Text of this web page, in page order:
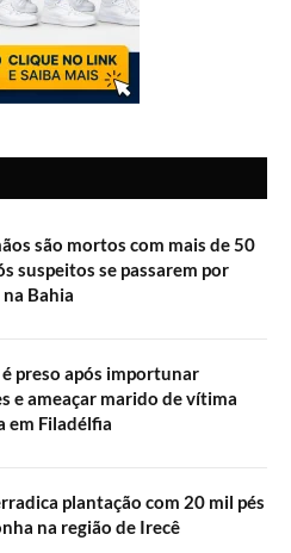
são mortos com mais de 50
suspeitos se passarem por
Bahia
preso após importunar
e ameaçar marido de vítima
em Filadélfia
plantação com 20 mil pés
na região de Irecê